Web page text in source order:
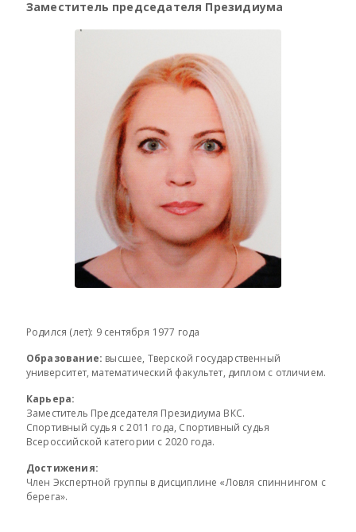
Заместитель председателя Президиума
Родился (лет): 9 сентября 1977 года
Образование: высшее, Тверской государственный
университет, математический факультет, диплом с отличием.
Карьера:
Заместитель Председателя Президиума ВКС.
Спортивный судья с 2011 года, Спортивный судья
Всероссийской категории с 2020 года.
Достижения:
Член Экспертной группы в дисциплине «Ловля спиннингом с
берега».